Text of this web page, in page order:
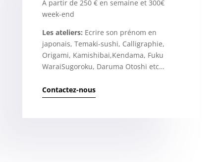
À partir de 250 € en semaine et 300€
week-end
Les ateliers: Ecrire son prénom en
japonais, Temaki-sushi, Calligraphie,
Origami, Kamishibai,Kendama, Fuku
WaraiSugoroku, Daruma Otoshi etc…
Contactez-nous